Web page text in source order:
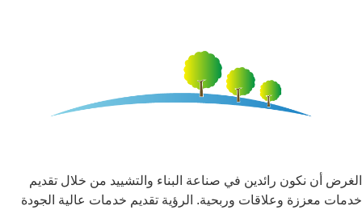
الغرض أن نكون رائدين في صناعة البناء والتشييد من خلال تقديم
خدمات معززة وعلاقات وربحية. الرؤية تقديم خدمات عالية الجودة